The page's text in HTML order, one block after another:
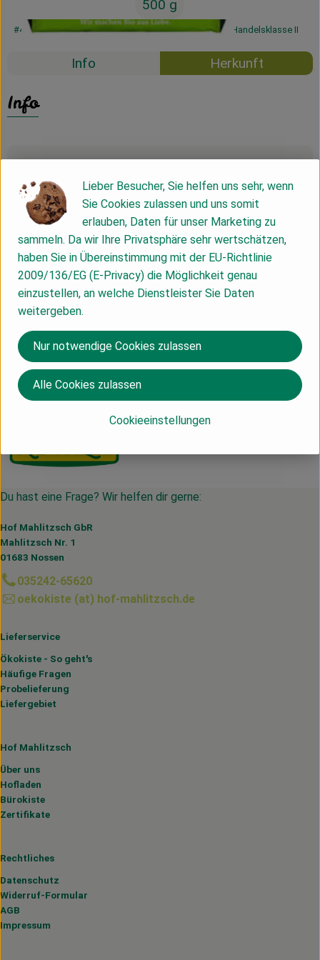
500 g
#45022 17,19 €/ 500 g 34,38 €/ kg 7% MwSt Handelsklasse II
Info Herkunft
Info
Zutaten
Produktdatenblatt
Herkunft
DE
Rapunzel
Du hast eine Frage? Wir helfen dir gerne:
Hof Mahlitzsch GbR
Mahlitzsch Nr. 1
01683 Nossen
035242-65620
oekokiste (at) hof-mahlitzsch.de
Lieferservice
Ökokiste - So geht's
Häufige Fragen
Probelieferung
Liefergebiet
Hof Mahlitzsch
Über uns
Hofladen
Bürokiste
Zertifikate
Rechtliches
Datenschutz
Widerruf-Formular
AGB
Impressum
Lieber Besucher, Sie helfen uns sehr, wenn
Sie Cookies zulassen und uns somit
erlauben, Daten für unser Marketing zu
sammeln. Da wir Ihre Privatsphäre sehr wertschätzen,
haben Sie in Übereinstimmung mit der EU-Richtlinie
2009/136/EG (E-Privacy) die Möglichkeit genau
einzustellen, an welche Dienstleister Sie Daten
weitergeben.
Cookieeinstellungen
Nur notwendige Cookies zulassen
Alle Cookies zulassen